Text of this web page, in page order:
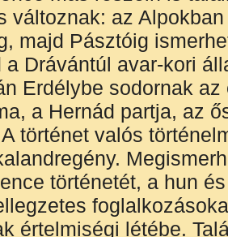
változnak: az
majd Pásztóig
a Drávántúl avar-kori
Erdélybe sodornak
a Hernád partja, az
történet valós
történetét, a hun
értelmiségi létébe.